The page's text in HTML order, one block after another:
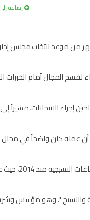
إضافة
من موعد انتخاب مجلس
لفسح المجال أمام
إجراء الانتخابات، مشيراً
أن عمله كان واضحاً في
وشغل السواح منصب رئيس مجلس إدارة "اتحاد
والنسيج "، وهو مؤسس